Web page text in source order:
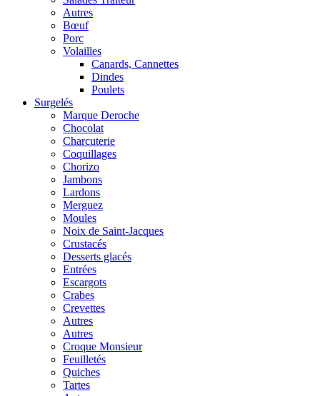
Autres
Bœuf
Porc
Volailles
Canards, Cannettes
Dindes
Poulets
Surgelés
Marque Deroche
Chocolat
Charcuterie
Coquillages
Chorizo
Jambons
Lardons
Merguez
Moules
Noix de Saint-Jacques
Crustacés
Desserts glacés
Entrées
Escargots
Crabes
Crevettes
Autres
Autres
Croque Monsieur
Feuilletés
Quiches
Tartes